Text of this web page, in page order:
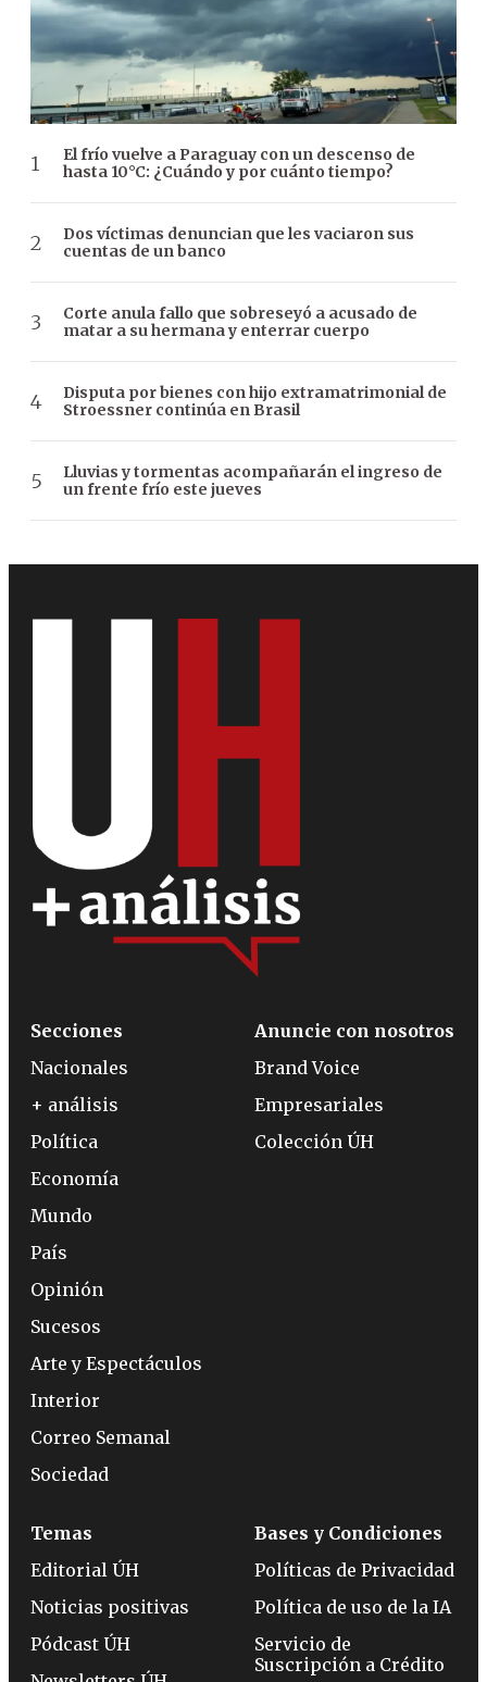
El frío vuelve a Paraguay con un descenso de
hasta 10°C: ¿Cuándo y por cuánto tiempo?
Dos víctimas denuncian que les vaciaron sus
cuentas de un banco
Corte anula fallo que sobreseyó a acusado de
matar a su hermana y enterrar cuerpo
Disputa por bienes con hijo extramatrimonial de
Stroessner continúa en Brasil
Lluvias y tormentas acompañarán el ingreso de
un frente frío este jueves
Secciones
Nacionales
+ análisis
Política
Economía
Mundo
País
Opinión
Sucesos
Arte y Espectáculos
Interior
Correo Semanal
Sociedad
Anuncie con nosotros
Brand Voice
Empresariales
Colección ÚH
Temas
Editorial ÚH
Noticias positivas
Pódcast ÚH
Bases y Condiciones
Políticas de Privacidad
Política de uso de la IA
Servicio de
Suscripción a Crédito